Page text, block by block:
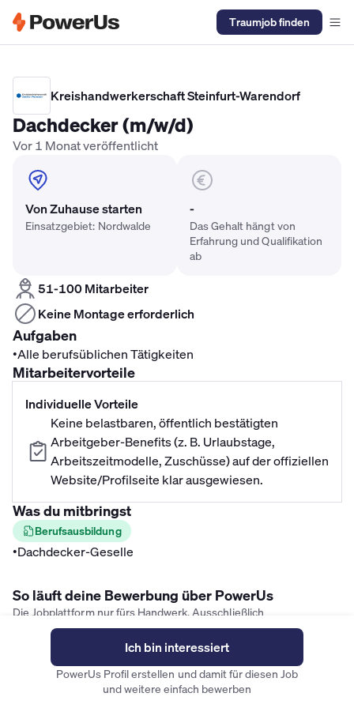
Traumjob finden
Kreishandwerkerschaft Steinfurt-Warendorf
Dachdecker (m/w/d)
Vor 1 Monat veröffentlicht
Von Zuhause starten
Einsatzgebiet: Nordwalde
-
Das Gehalt hängt von
Erfahrung und Qualifikation
ab
51-100 Mitarbeiter
Keine Montage erforderlich
Aufgaben
•Alle berufsüblichen Tätigkeiten
Mitarbeitervorteile
Individuelle Vorteile
Keine belastbaren, öffentlich bestätigten
Arbeitgeber-Benefits (z. B. Urlaubstage,
Arbeitszeitmodelle, Zuschüsse) auf der offiziellen
Website/Profilseite klar ausgewiesen.
Was du mitbringst
Berufsausbildung
•Dachdecker-Geselle
So läuft deine Bewerbung über PowerUs
Die Jobplattform nur fürs Handwerk. Ausschließlich
Festanstellungen.
1. Profil in 2 Minuten erstellen
Kostenlos und anonym. Dein aktueller Arbeitgeber sieht dein Profil
2. Mit einem Klick bewerben
Ich bin interessiert
PowerUs Profil erstellen und damit für diesen Job
und weitere einfach bewerben